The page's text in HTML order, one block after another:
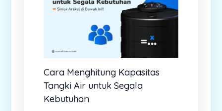
Cara Menghitung Kapasitas
Tangki Air untuk Segala
Kebutuhan